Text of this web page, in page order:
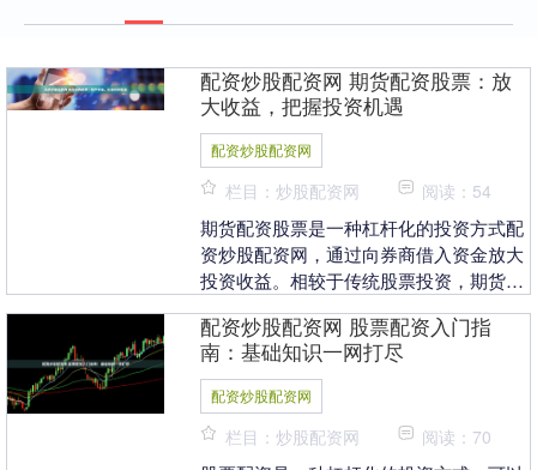
配资炒股配资网 期货配资股票：放
大收益，把握投资机遇
配资炒股配资网
栏目：炒股配资网 阅读：54
期货配资股票是一种杠杆化的投资方式配
资炒股配资网，通过向券商借入资金放大
投资收益。相较于传统股票投资，期货配
良好的配资平台....
配资炒股配资网 股票配资入门指
南：基础知识一网打尽
配资炒股配资网
栏目：炒股配资网 阅读：70